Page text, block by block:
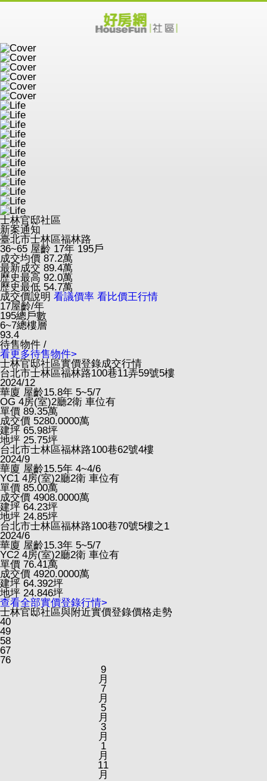
士林官邸社區
新案通知
臺北市士林區福林路
36~65 屋齡 17年 195戶
成交均價 87.2萬
最新成交 89.4萬
歷史最高 92.0萬
歷史最低 54.7萬
成交價說明 看議價率 看比價王行情
17屋齡/年
195總戶數
6~7總樓層
93.4
待售物件 /
看更多待售物件>
士林官邸社區實價登錄成交行情
台北市士林區福林路100巷11弄59號5樓
2024/12
華廈 屋齡15.8年 5~5/7
OG 4房(室)2廳2衛 車位有
單價 89.35萬
成交價 5280.0000萬
建坪 65.98坪
地坪 25.75坪
台北市士林區福林路100巷62號4樓
2024/9
華廈 屋齡15.5年 4~4/6
YC1 4房(室)2廳2衛 車位有
單價 85.00萬
成交價 4908.0000萬
建坪 64.23坪
地坪 24.85坪
台北市士林區福林路100巷70號5樓之1
2024/6
華廈 屋齡15.3年 5~5/7
YC2 4房(室)2廳2衛 車位有
單價 76.41萬
成交價 4920.0000萬
建坪 64.392坪
地坪 24.846坪
查看全部實價登錄行情>
士林官邸社區與附近實價登錄價格走勢
40
49
58
67
76
9
月
7
月
5
月
3
月
1
月
11
月